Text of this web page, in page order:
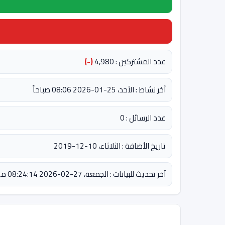
عدد المشتركين : 4,980
(-)
آخر نشاط : الأحد، 25-01-2026 08:06 صباحاً
عدد الرسائل : 0
تاريخ الأضافة : الثلاثاء، 10-12-2019
آخر تحديث للبيانات : الجمعة، 27-02-2026 08:24:14 مساءً